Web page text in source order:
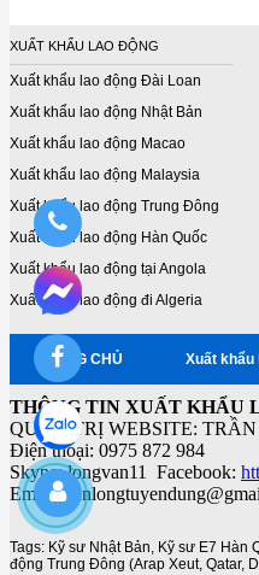
XUẤT KHẨU LAO ĐỘNG
Xuất khẩu lao động Đài Loan
Xuất khẩu lao động Nhật Bản
Xuất khẩu lao động Macao
Xuất khẩu lao động Malaysia
Xuất khẩu lao động Trung Đông
Xuất khẩu lao động Hàn Quốc
Xuất khẩu lao động tại Angola
Xuất khẩu lao động đi Algeria
TRANG CHỦ Xuất khẩu
THÔNG TIN XUẤT KHẨU
QUẢN TRỊ WEBSITE:
Điện thoại: 0975 872 984
Skype: longvan11 Facebook:
Email:
Tags: Kỹ sư Nhật Bản, Kỹ sư E7 Hàn
động Trung Đông (Arap Xeut, Qatar,